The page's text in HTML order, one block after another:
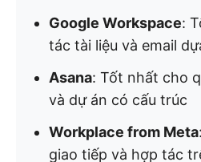
Google Workspace:
tác tài liệu và email
Asana: Tốt nhất cho
và dự án có cấu trúc
Workplace from Meta
giao tiếp và hợp tác